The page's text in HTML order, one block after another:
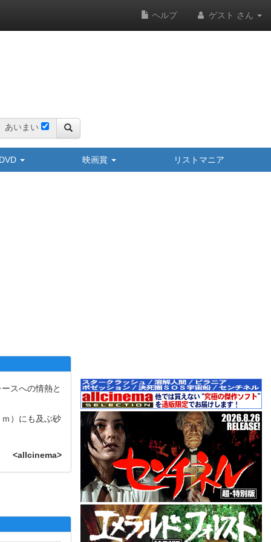
ヘルプ ゲスト さん
あいまい
映画賞 リストマニア
スへの情熱と
）にも及ぶ砂
<allcinema>